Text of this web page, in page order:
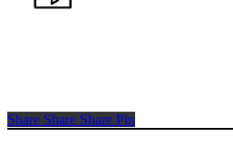
Share Share Share Pin